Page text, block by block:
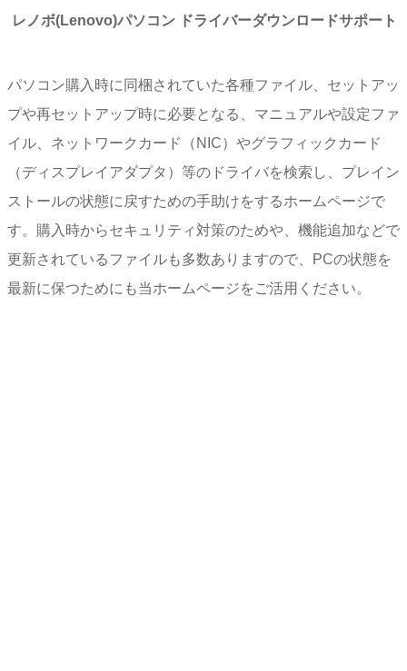
レノボ(Lenovo)パソコン ドライバーダウンロードサポート
パソコン購入時に同梱されていた各種ファイル、セットアッ
プや再セットアップ時に必要となる、マニュアルや設定ファ
イル、ネットワークカード（NIC）やグラフィックカード
（ディスプレイアダプタ）等のドライバを検索し、プレイン
ストールの状態に戻すための手助けをするホームページで
す。購入時からセキュリティ対策のためや、機能追加などで
更新されているファイルも多数ありますので、PCの状態を
最新に保つためにも当ホームページをご活用ください。